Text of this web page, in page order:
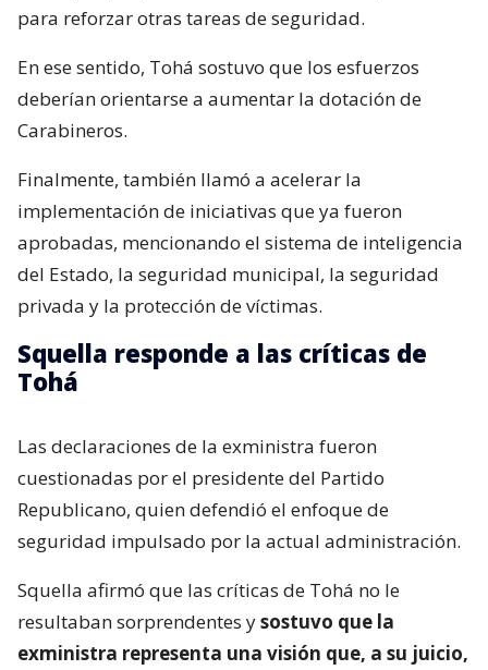
para reforzar otras tareas de seguridad.
En ese sentido, Tohá sostuvo que los esfuerzos
deberían orientarse a aumentar la dotación de
Carabineros.
Finalmente, también llamó a acelerar la
implementación de iniciativas que ya fueron
aprobadas, mencionando el sistema de inteligencia
del Estado, la seguridad municipal, la seguridad
privada y la protección de víctimas.
Squella responde a las críticas de
Tohá
Las declaraciones de la exministra fueron
cuestionadas por el presidente del Partido
Republicano, quien defendió el enfoque de
seguridad impulsado por la actual administración.
Squella afirmó que las críticas de Tohá no le
resultaban sorprendentes ysostuvo que la
exministra representa una visión que, a su juicio,